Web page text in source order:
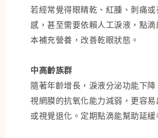
若經常覺得眼睛乾、紅腫、刺痛或
感，甚至需要依賴人工淚液，點滴
本補充營養，改善乾眼狀態。
中高齡族群
隨著年齡增長，淚液分泌功能下降
視網膜的抗氧化能力減弱，更容易
或視覺退化。定期點滴能幫助延緩